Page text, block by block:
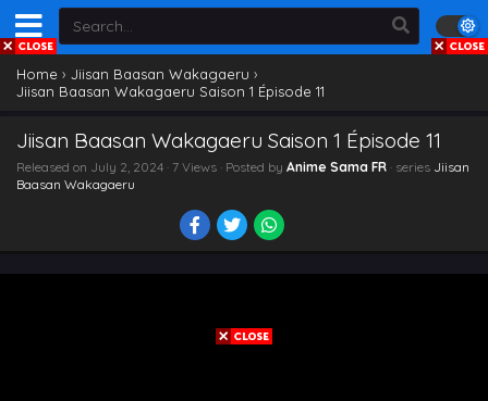
Home › Jiisan Baasan Wakagaeru ›
Jiisan Baasan Wakagaeru Saison 1 Épisode 11
Jiisan Baasan Wakagaeru Saison 1 Épisode 11
Released on July 2, 2024 · 7 Views · Posted by Anime Sama FR · series Jiisan
Baasan Wakagaeru